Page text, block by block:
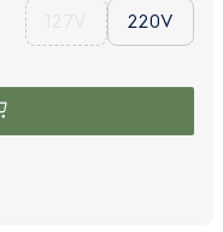
220V